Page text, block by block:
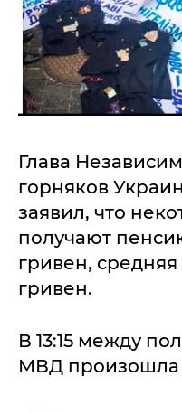
Глава
горняков
заявил, что
получают
гривен, средняя
гривен.
В 13:15 между
МВД произошла